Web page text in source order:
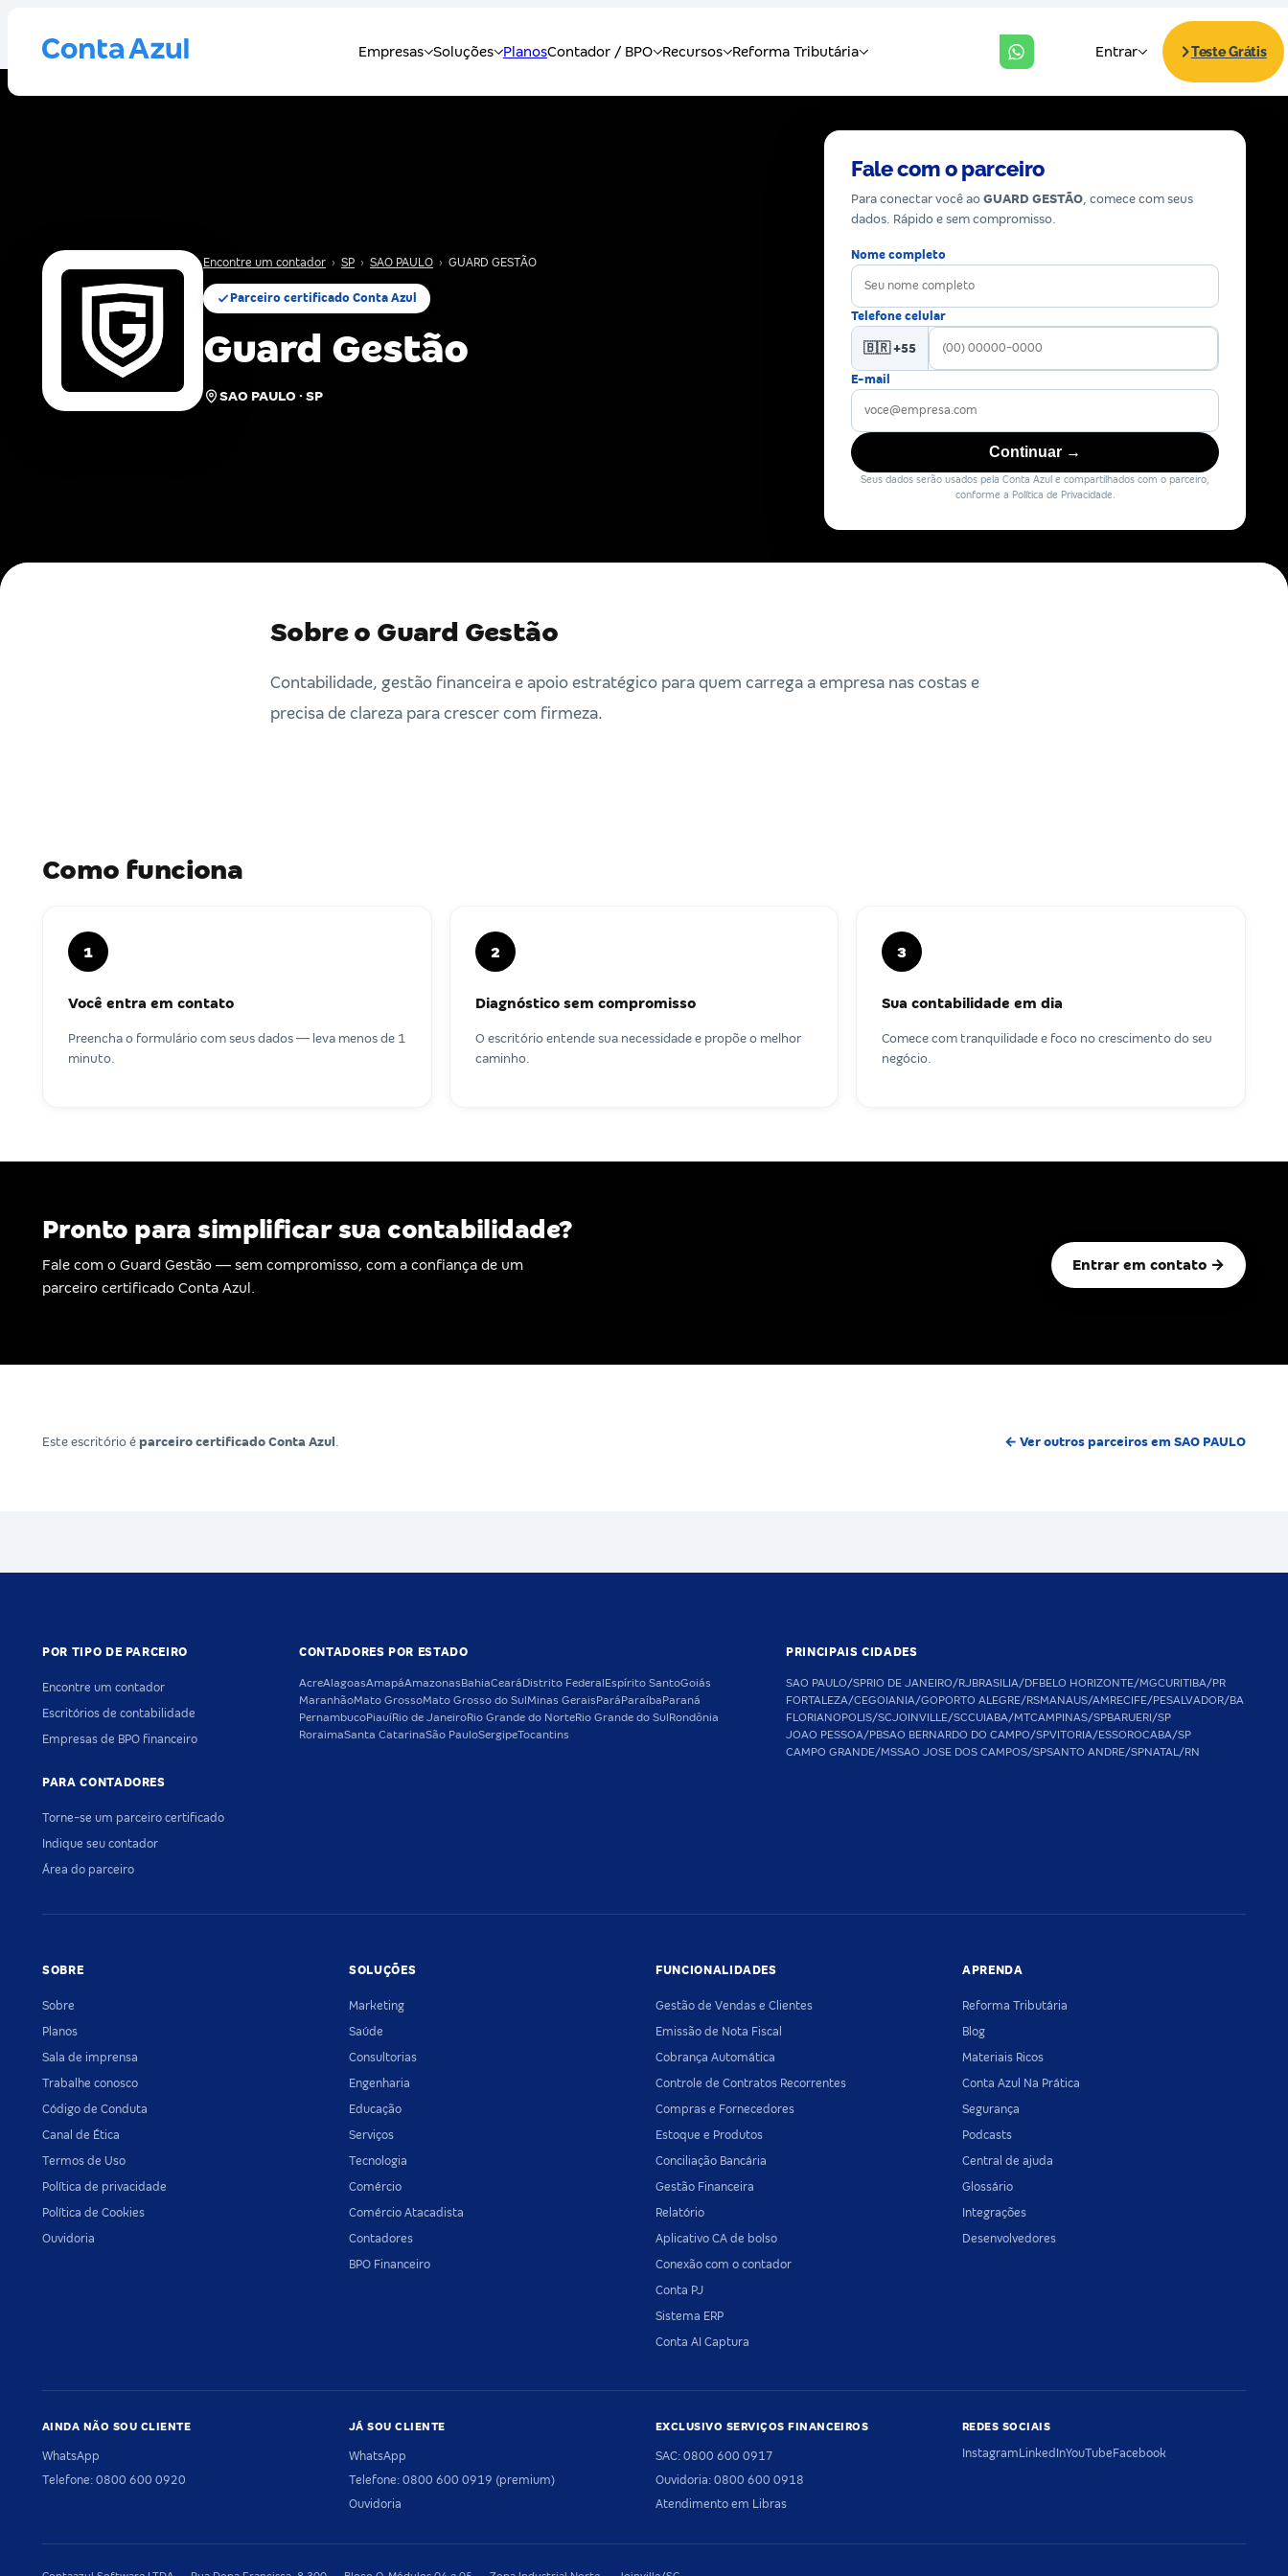
Encontre um contador › SP › SAO PAULO › GUARD GESTÃO
Parceiro certificado Conta Azul
Guard Gestão
SAO PAULO · SP
Fale com o parceiro
Para conectar você ao GUARD GESTÃO, comece com seus
dados. Rápido e sem compromisso.
Nome completo
Telefone celular
🇧🇷 +55
E-mail
Continuar →
Seus dados serão usados pela Conta Azul e compartilhados com o parceiro,
conforme a Política de Privacidade.
Sobre o Guard Gestão
Contabilidade, gestão financeira e apoio estratégico para quem carrega a empresa nas costas e
precisa de clareza para crescer com firmeza.
Como funciona
1
Você entra em contato
Preencha o formulário com seus dados — leva menos de 1
minuto.
2
Diagnóstico sem compromisso
O escritório entende sua necessidade e propõe o melhor
caminho.
3
Sua contabilidade em dia
Comece com tranquilidade e foco no crescimento do seu
negócio.
Pronto para simplificar sua contabilidade?
Fale com o Guard Gestão — sem compromisso, com a confiança de um
parceiro certificado Conta Azul.
Entrar em contato →
Este escritório é parceiro certificado Conta Azul . ← Ver outros parceiros em SAO PAULO
POR TIPO DE PARCEIRO
Encontre um contador
Escritórios de contabilidade
Empresas de BPO financeiro
PARA CONTADORES
Torne-se um parceiro certificado
Indique seu contador
Área do parceiro
CONTADORES POR ESTADO
AcreAlagoasAmapáAmazonasBahiaCearáDistrito FederalEspírito SantoGoiás
MaranhãoMato GrossoMato Grosso do SulMinas GeraisParáParaíbaParaná
PernambucoPiauíRio de JaneiroRio Grande do NorteRio Grande do SulRondônia
RoraimaSanta CatarinaSão PauloSergipeTocantins
PRINCIPAIS CIDADES
SAO PAULO/SPRIO DE JANEIRO/RJBRASILIA/DFBELO HORIZONTE/MGCURITIBA/PR
FORTALEZA/CEGOIANIA/GOPORTO ALEGRE/RSMANAUS/AMRECIFE/PESALVADOR/BA
FLORIANOPOLIS/SCJOINVILLE/SCCUIABA/MTCAMPINAS/SPBARUERI/SP
JOAO PESSOA/PBSAO BERNARDO DO CAMPO/SPVITORIA/ESSOROCABA/SP
CAMPO GRANDE/MSSAO JOSE DOS CAMPOS/SPSANTO ANDRE/SPNATAL/RN
SOBRE
Sobre
Planos
Sala de imprensa
Trabalhe conosco
Código de Conduta
Canal de Ética
Termos de Uso
Política de privacidade
Política de Cookies
Ouvidoria
SOLUÇÕES
Marketing
Saúde
Consultorias
Engenharia
Educação
Serviços
Tecnologia
Comércio
Comércio Atacadista
Contadores
BPO Financeiro
FUNCIONALIDADES
Gestão de Vendas e Clientes
Emissão de Nota Fiscal
Cobrança Automática
Controle de Contratos Recorrentes
Compras e Fornecedores
Estoque e Produtos
Conciliação Bancária
Gestão Financeira
Relatório
Aplicativo CA de bolso
Conexão com o contador
Conta PJ
Sistema ERP
Conta AI Captura
APRENDA
Reforma Tributária
Blog
Materiais Ricos
Conta Azul Na Prática
Segurança
Podcasts
Central de ajuda
Glossário
Integrações
Desenvolvedores
AINDA NÃO SOU CLIENTE
WhatsApp
Telefone: 0800 600 0920
JÁ SOU CLIENTE
WhatsApp
Telefone: 0800 600 0919 (premium)
Ouvidoria
EXCLUSIVO SERVIÇOS FINANCEIROS
SAC: 0800 600 0917
Ouvidoria: 0800 600 0918
Atendimento em Libras
REDES SOCIAIS
InstagramLinkedInYouTubeFacebook